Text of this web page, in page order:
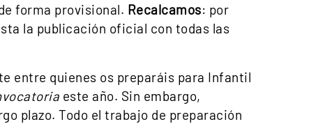
forma provisional. Recalcamos: por
la publicación oficial con todas las
entre quienes os preparáis para Infantil
este año. Sin embargo,
plazo. Todo el trabajo de preparación